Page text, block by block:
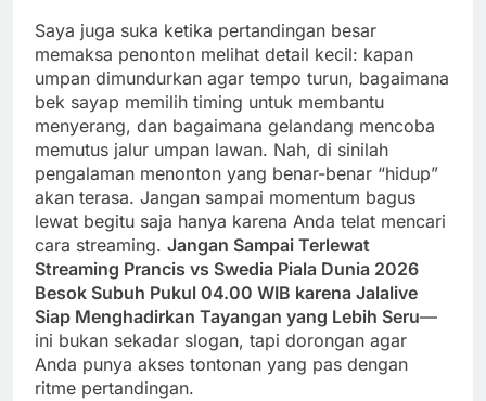
Saya juga suka ketika pertandingan besar
memaksa penonton melihat detail kecil: kapan
umpan dimundurkan agar tempo turun, bagaimana
bek sayap memilih timing untuk membantu
menyerang, dan bagaimana gelandang mencoba
memutus jalur umpan lawan. Nah, di sinilah
pengalaman menonton yang benar-benar “hidup”
akan terasa. Jangan sampai momentum bagus
lewat begitu saja hanya karena Anda telat mencari
cara streaming. Jangan Sampai Terlewat
Streaming Prancis vs Swedia Piala Dunia 2026
Besok Subuh Pukul 04.00 WIB karena Jalalive
Siap Menghadirkan Tayangan yang Lebih Seru—
ini bukan sekadar slogan, tapi dorongan agar
Anda punya akses tontonan yang pas dengan
ritme pertandingan.